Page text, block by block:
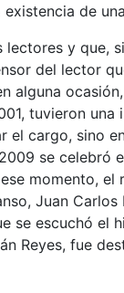
de
lectores y que,
del lector
alguna
tuvieron
cargo, sino
se celebró
momento,
Juan
se escuchó el
Reyes, fue